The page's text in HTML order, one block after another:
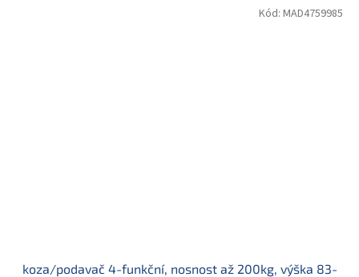
koza/podavač 4-funkční, nosnost až 200kg, výška 83-
Kód: MAD4759985